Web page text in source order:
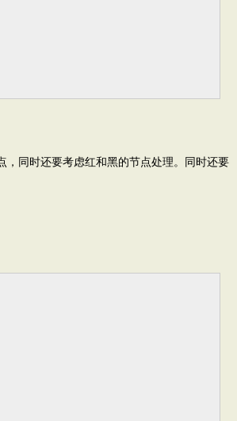
同时还要考虑红和黑的节点处理。同时还要